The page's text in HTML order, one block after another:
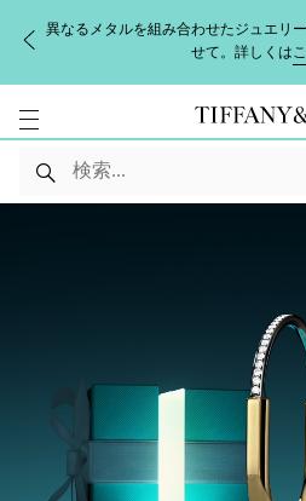
異なるメタルを組み合わせたジュエリ
せて。詳しくは